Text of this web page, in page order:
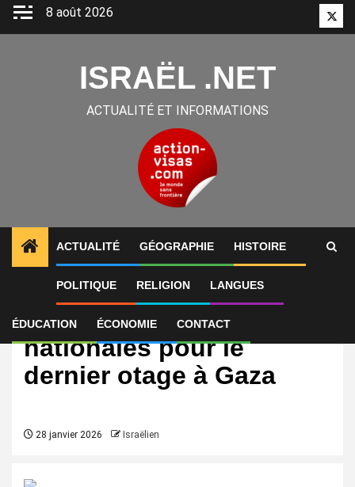
Aller
8 août 2026
ISRAËL .NET
ACTUALITÉ ET INFORMATIONS
ACTUALITÉ GÉOGRAPHIE HISTOIRE
POLITIQUE RELIGION LANGUES
ÉDUCATION ÉCONOMIE CONTACT
International
Israël: funérailles
nationales pour le
dernier otage à Gaza
28 janvier 2026 Israëlien